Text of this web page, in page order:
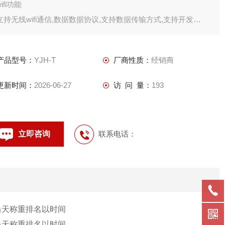
功能
持无线wifi通信,数据数据协议,支持数据传输方式,支持开发
品型号： YJH-T 厂商性质： 经销商
新时间： 2026-06-27 访 问 量： 193
立即咨询 联系电话：